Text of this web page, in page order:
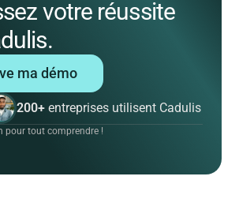
votre réussite
ma démo
200+ entreprises utilisent Cadulis
pour tout comprendre !